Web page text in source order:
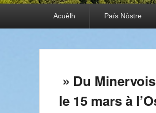
Acuèlh País Nòstre
» Du
le 15 mars à